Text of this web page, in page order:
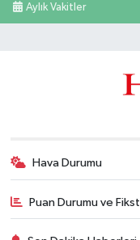
Aylık Vakitler
Hava Durumu
Puan Durumu ve